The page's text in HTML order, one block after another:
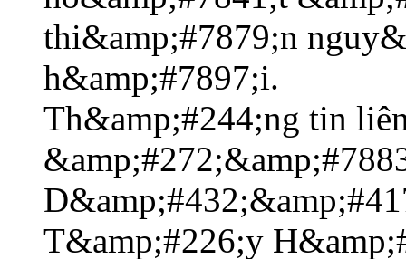
thi&amp;#7879;n
h&amp;#7897;i.
Th&amp;#244;ng tin
T&amp;#226;y